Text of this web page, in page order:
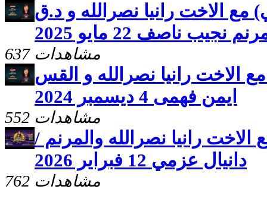
مع الاخت رانيا نصرالله و د.ق
ناصف 22 مايو 2025
637 مشاهدات
الاخت رانيا نصرالله و القس
ايمن فهمى 4 ديسمبر 2024
552 مشاهدات
الاخت رانيا نصرالله والمرنم /
دانيال عزمي 12 فبراير 2026
762 مشاهدات